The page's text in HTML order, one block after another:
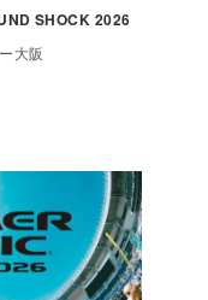
SHOCK 2026
大阪